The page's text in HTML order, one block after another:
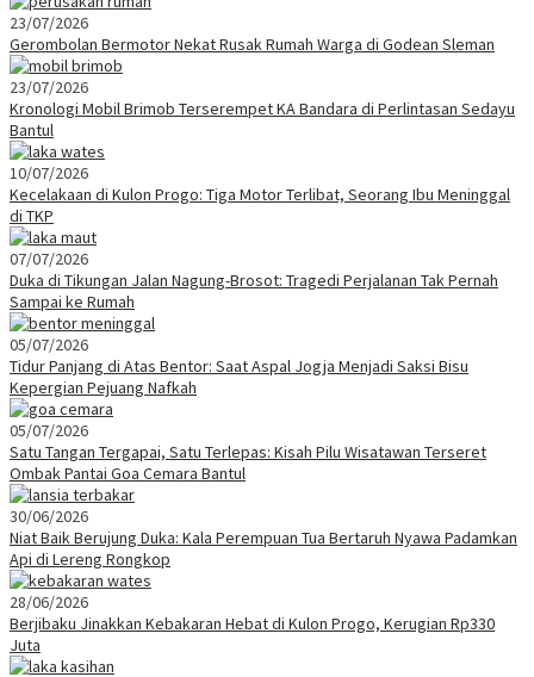
23/07/2026
Gerombolan Bermotor Nekat Rusak Rumah Warga di Godean Sleman
23/07/2026
Kronologi Mobil Brimob Terserempet KA Bandara di Perlintasan Sedayu
Bantul
10/07/2026
Kecelakaan di Kulon Progo: Tiga Motor Terlibat, Seorang Ibu Meninggal
di TKP
07/07/2026
Duka di Tikungan Jalan Nagung-Brosot: Tragedi Perjalanan Tak Pernah
Sampai ke Rumah
05/07/2026
Tidur Panjang di Atas Bentor: Saat Aspal Jogja Menjadi Saksi Bisu
Kepergian Pejuang Nafkah
05/07/2026
Satu Tangan Tergapai, Satu Terlepas: Kisah Pilu Wisatawan Terseret
Ombak Pantai Goa Cemara Bantul
30/06/2026
Niat Baik Berujung Duka: Kala Perempuan Tua Bertaruh Nyawa Padamkan
Api di Lereng Rongkop
28/06/2026
Berjibaku Jinakkan Kebakaran Hebat di Kulon Progo, Kerugian Rp330
Juta